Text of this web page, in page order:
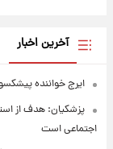
آخرین اخبار
ایرج خواننده
پزشکیان: هدف از
اجتماعی است